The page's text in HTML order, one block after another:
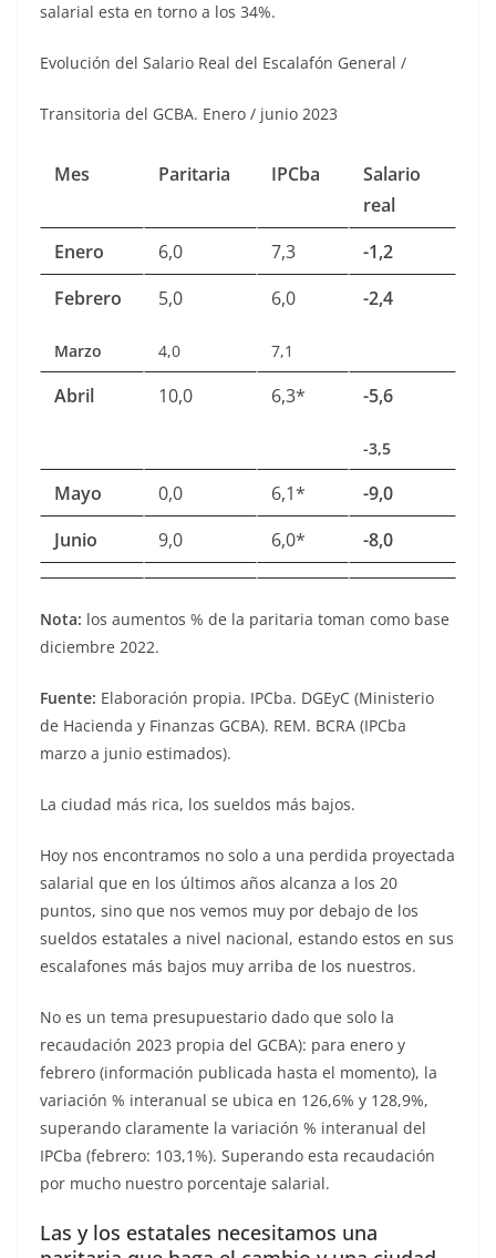
salarial esta en torno a los 34%.
Evolución del Salario Real del Escalafón General /
Transitoria del GCBA. Enero / junio 2023
Mes Paritaria IPCba
Salario
real
Enero
6,0 7,3
-1,2
Febrero
Marzo
5,0
4,0
6,0
7,1
-2,4
Abril 10,0 6,3* -5,6
-3,5
Mayo 0,0 6,1*
-9,0
Junio
9,0 6,0* -8,0
Nota: los aumentos % de la paritaria toman como base
diciembre 2022.
Fuente: Elaboración propia. IPCba. DGEyC (Ministerio
de Hacienda y Finanzas GCBA). REM. BCRA (IPCba
marzo a junio estimados).
La ciudad más rica, los sueldos más bajos.
Hoy nos encontramos no solo a una perdida proyectada
salarial que en los últimos años alcanza a los 20
puntos, sino que nos vemos muy por debajo de los
sueldos estatales a nivel nacional, estando estos en sus
escalafones más bajos muy arriba de los nuestros.
No es un tema presupuestario dado que solo la
recaudación 2023 propia del GCBA): para enero y
febrero (información publicada hasta el momento), la
variación % interanual se ubica en 126,6% y 128,9%,
superando claramente la variación % interanual del
IPCba (febrero: 103,1%). Superando esta recaudación
por mucho nuestro porcentaje salarial.
Las y los estatales necesitamos una